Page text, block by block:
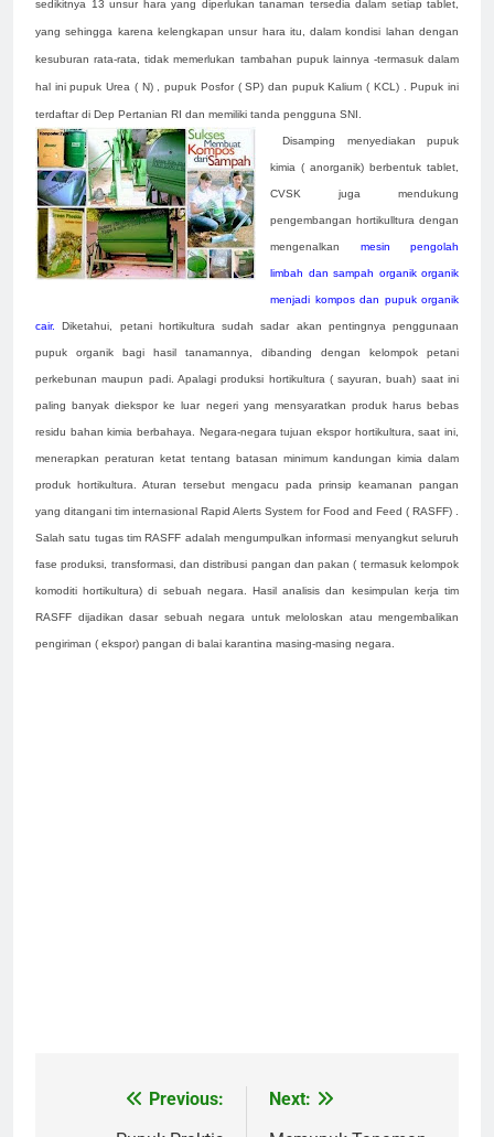
sedikitnya 13 unsur hara yang diperlukan tanaman tersedia dalam setiap tablet,
yang sehingga karena kelengkapan unsur hara itu, dalam kondisi lahan dengan
kesuburan rata-rata, tidak memerlukan tambahan pupuk lainnya -termasuk dalam
hal ini pupuk Urea ( N) , pupuk Posfor ( SP) dan pupuk Kalium ( KCL) . Pupuk ini
terdaftar di Dep Pertanian RI dan memiliki tanda pengguna SNI.
Disamping menyediakan pupuk
kimia ( anorganik) berbentuk tablet,
CVSK juga mendukung
pengembangan hortikulltura dengan
mengenalkan mesin pengolah
limbah dan sampah organik organik
menjadi kompos dan pupuk organik
cair. Diketahui, petani hortikultura sudah sadar akan pentingnya penggunaan
pupuk organik bagi hasil tanamannya, dibanding dengan kelompok petani
perkebunan maupun padi. Apalagi produksi hortikultura ( sayuran, buah) saat ini
paling banyak diekspor ke luar negeri yang mensyaratkan produk harus bebas
residu bahan kimia berbahaya. Negara-negara tujuan ekspor hortikultura, saat ini,
menerapkan peraturan ketat tentang batasan minimum kandungan kimia dalam
produk hortikultura. Aturan tersebut mengacu pada prinsip keamanan pangan
yang ditangani tim internasional Rapid Alerts System for Food and Feed ( RASFF) .
Salah satu tugas tim RASFF adalah mengumpulkan informasi menyangkut seluruh
fase produksi, transformasi, dan distribusi pangan dan pakan ( termasuk kelompok
komoditi hortikultura) di sebuah negara. Hasil analisis dan kesimpulan kerja tim
RASFF dijadikan dasar sebuah negara untuk meloloskan atau mengembalikan
pengiriman ( ekspor) pangan di balai karantina masing-masing negara.
NavigasiPrevious:
Next: